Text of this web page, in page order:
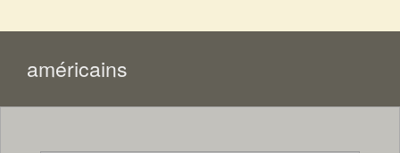
américains